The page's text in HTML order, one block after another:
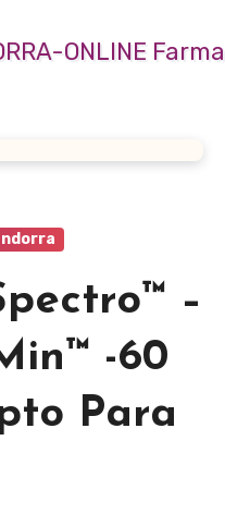
–
-60
Para